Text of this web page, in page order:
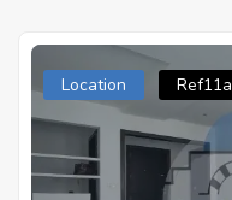
Location Ref11a